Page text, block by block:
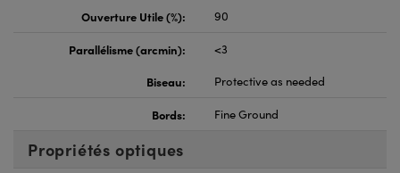
Ouverture Utile (%):
90
Parallélisme (arcmin):
<3
Biseau:
Protective as needed
Bords: Fine Ground
Propriétés optiques